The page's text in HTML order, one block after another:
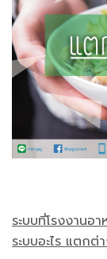
ระบบที่โรงงานอ
ระบบอะไร แตกต่